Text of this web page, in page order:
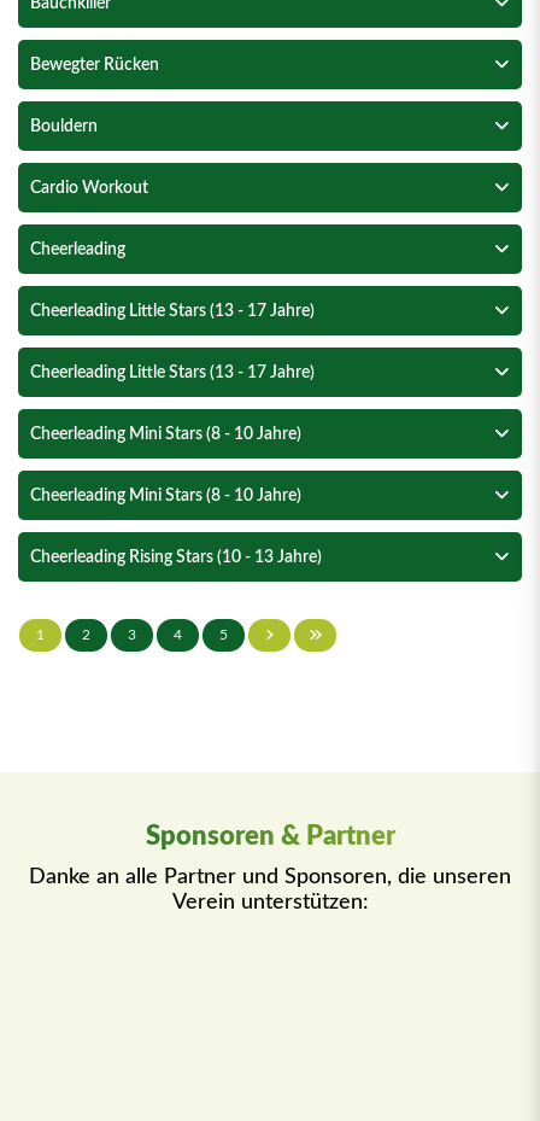
Bewegter Rücken
Bouldern
Cardio Workout
Cheerleading
Cheerleading Little Stars (13 - 17 Jahre)
Cheerleading Little Stars (13 - 17 Jahre)
Cheerleading Mini Stars (8 - 10 Jahre)
Cheerleading Mini Stars (8 - 10 Jahre)
Cheerleading Rising Stars (10 - 13 Jahre)
1 2 3 4 5
Sponsoren & Partner
Danke an alle Partner und Sponsoren, die unseren
Verein unterstützen: